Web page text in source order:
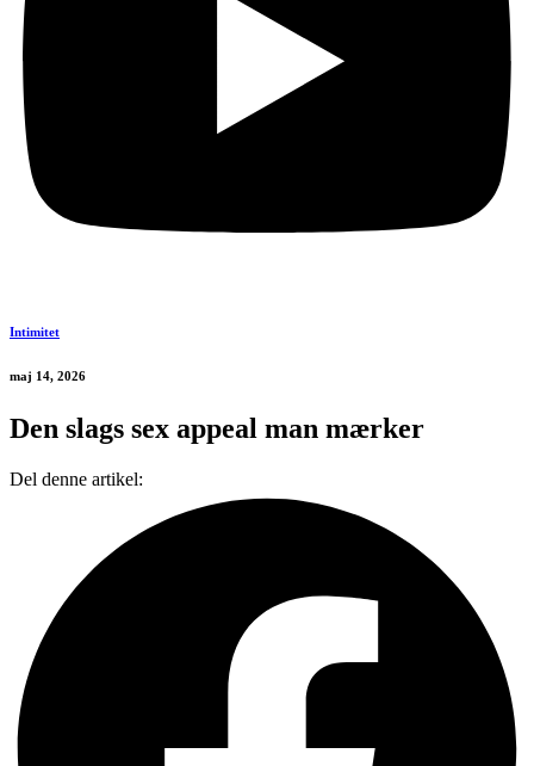
Intimitet
maj 14, 2026
Den slags sex appeal man mærker
Del denne artikel: